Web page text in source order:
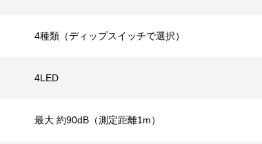
4種類（ディップスイッチで選択）
4LED
最大 約90dB（測定距離1m）